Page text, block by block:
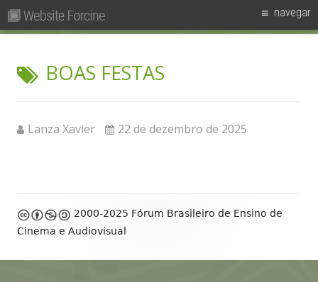
content
Primary
navegar
Pesquisar
por:
TAG:
BOAS FESTAS
Author
Lanza Xavier
Published
22 de dezembro de 2025
Footer
Content
2000-2025 Fórum Brasileiro de Ensino de
Cinema e Audiovisual